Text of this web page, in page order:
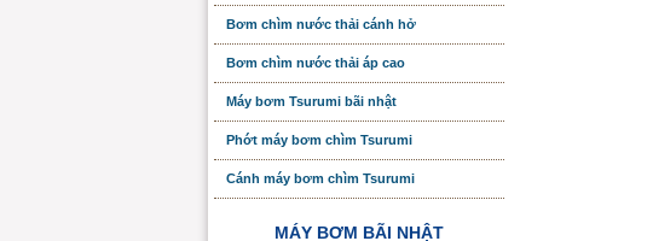
Bơm chìm nước thải cánh hở
Bơm chìm nước thải áp cao
Máy bơm Tsurumi bãi nhật
Phớt máy bơm chìm Tsurumi
Cánh máy bơm chìm Tsurumi
MÁY BƠM BÃI NHẬT